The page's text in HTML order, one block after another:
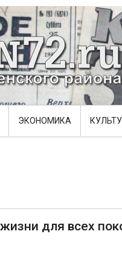
ЭКОНОМИКА
для всех